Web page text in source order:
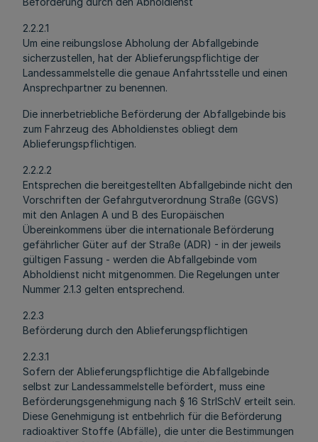
2.2.2.1
Um eine reibungslose Abholung der Abfallgebinde
sicherzustellen, hat der Ablieferungspflichtige der
Landessammelstelle die genaue Anfahrtsstelle und einen
Ansprechpartner zu benennen.
Die innerbetriebliche Beförderung der Abfallgebinde bis
zum Fahrzeug des Abholdienstes obliegt dem
Ablieferungspflichtigen.
2.2.2.2
Entsprechen die bereitgestellten Abfallgebinde nicht den
Vorschriften der Gefahrgutverordnung Straße (GGVS)
mit den Anlagen A und B des Europäischen
Übereinkommens über die internationale Beförderung
gefährlicher Güter auf der Straße (ADR) - in der jeweils
gültigen Fassung - werden die Abfallgebinde vom
Abholdienst nicht mitgenommen. Die Regelungen unter
Nummer 2.1.3 gelten entsprechend.
2.2.3
Beförderung durch den Ablieferungspflichtigen
2.2.3.1
Sofern der Ablieferungspflichtige die Abfallgebinde
selbst zur Landessammelstelle befördert, muss eine
Beförderungsgenehmigung nach § 16 StrlSchV erteilt sein.
Diese Genehmigung ist entbehrlich für die Beförderung
radioaktiver Stoffe (Abfälle), die unter die Bestimmungen